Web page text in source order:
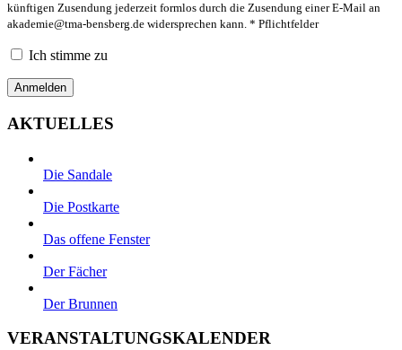
künftigen Zusendung jederzeit formlos durch die Zusendung einer E-Mail an
akademie@tma-bensberg.de widersprechen kann. * Pflichtfelder
Ich stimme zu
AKTUELLES
Die Sandale
Die Postkarte
Das offene Fenster
Der Fächer
Der Brunnen
VERANSTALTUNGSKALENDER